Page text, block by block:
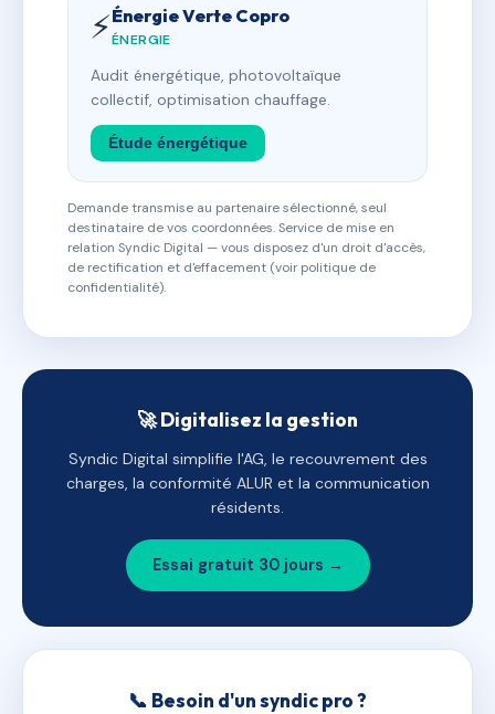
⚡Énergie Verte Copro
ÉNERGIE
Audit énergétique, photovoltaïque
collectif, optimisation chauffage.
Étude énergétique
Demande transmise au partenaire sélectionné, seul
destinataire de vos coordonnées. Service de mise en
relation Syndic Digital — vous disposez d'un droit d'accès,
de rectification et d'effacement (voir politique de
confidentialité).
🚀 Digitalisez la gestion
Syndic Digital simplifie l'AG, le recouvrement des
charges, la conformité ALUR et la communication
résidents.
Essai gratuit 30 jours →
📞 Besoin d'un syndic pro ?